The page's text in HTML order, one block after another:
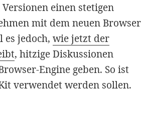
einen stetigen
mit dem neuen Browser
es jedoch,wie jetzt der
, hitzige Diskussionen
Engine geben. So ist
verwendet werden sollen.
die Wahl der Engine